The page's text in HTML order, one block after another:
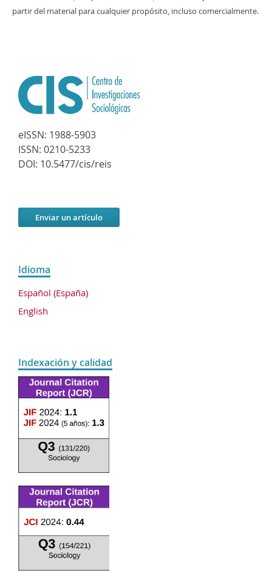
partir del material para cualquier propósito, incluso comercialmente.
eISSN: 1988-5903
ISSN: 0210-5233
DOI: 10.5477/cis/reis
Enviar un artículo
Idioma
Español (España)
English
Indexación y calidad